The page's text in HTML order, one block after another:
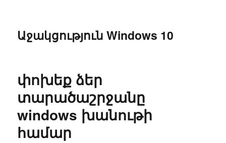
Աջակցություն Windows 10
փոխեք ձեր
տարածաշրջանը
windows խանութի
համար